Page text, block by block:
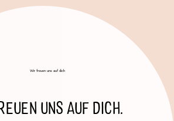
UNS AUF DICH.